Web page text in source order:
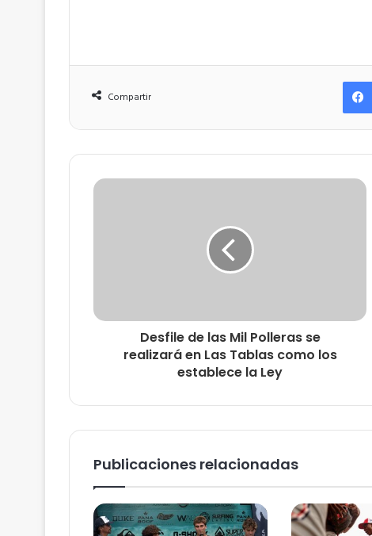
Compartir
Desfile de las Mil Polleras se
realizará en Las Tablas como los
establece la Ley
Publicaciones relacionadas